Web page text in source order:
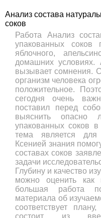
Анализ состава
соков
Работа Анализ
упакованных соков
яблочного,
домашних условиях.
вызывает сомнения.
организм человека
положительное.
сегодня очень
поставил перед
выяснить опасно
упакованных соков
тема является для
Ксенией знания
составах соков
задачи
Глубину и качество
можно оценить как
большая работа
материала об
соответствует
состоит из